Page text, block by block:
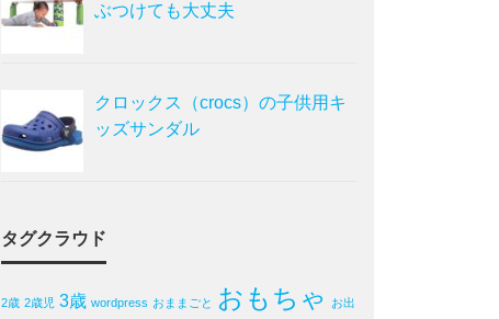
ぶつけても大丈夫
クロックス（crocs）の子供用キ
ッズサンダル
タグクラウド
2歳 2歳児 3歳 wordpress おままごと おもちゃ お出